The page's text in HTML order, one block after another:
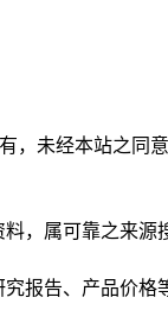
，未经本站之
，属可靠之来
报告、产品价